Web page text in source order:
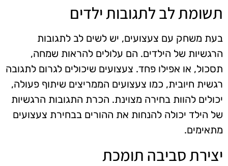
תשומת לב לתגובות ילדים
בעת משחק עם צעצועים, יש לשים לב לתגובות
הרגשיות של הילדים. הם עלולים להראות שמחה,
תסכול, או אפילו פחד. צעצועים שיכולים לגרום לתגובה
רגשית חיובית, כמו צעצועים הממריצים שיתוף פעולה,
יכולים להוות בחירה מצוינת. הכרת התגובות הרגשיות
של הילד יכולה להנחות את ההורים בבחירת צעצועים
מתאימים.
יצירת סביבה תומכת